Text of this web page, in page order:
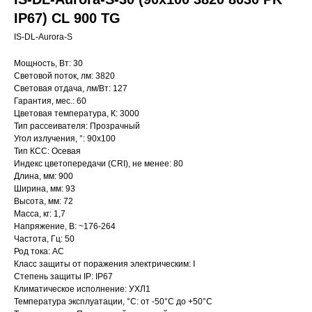
IP67) CL 900 TG
IS-DL-Aurora-S
Мощность, Вт: 30
Световой поток, лм: 3820
Световая отдача, лм/Вт: 127
Гарантия, мес.: 60
Цветовая температура, К: 3000
Тип рассеивателя: Прозрачный
Угол излучения, °: 90х100
Тип КСС: Осевая
Индекс цветопередачи (CRI), не менее: 80
Длина, мм: 900
Ширина, мм: 93
Высота, мм: 72
Масса, кг: 1,7
Напряжение, В: ~176-264
Частота, Гц: 50
Род тока: AC
Класс защиты от поражения электрическим: I
Степень защиты IP: IP67
Климатическое исполнение: УХЛ1
Температура эксплуатации, °С: от -50°C до +50°C